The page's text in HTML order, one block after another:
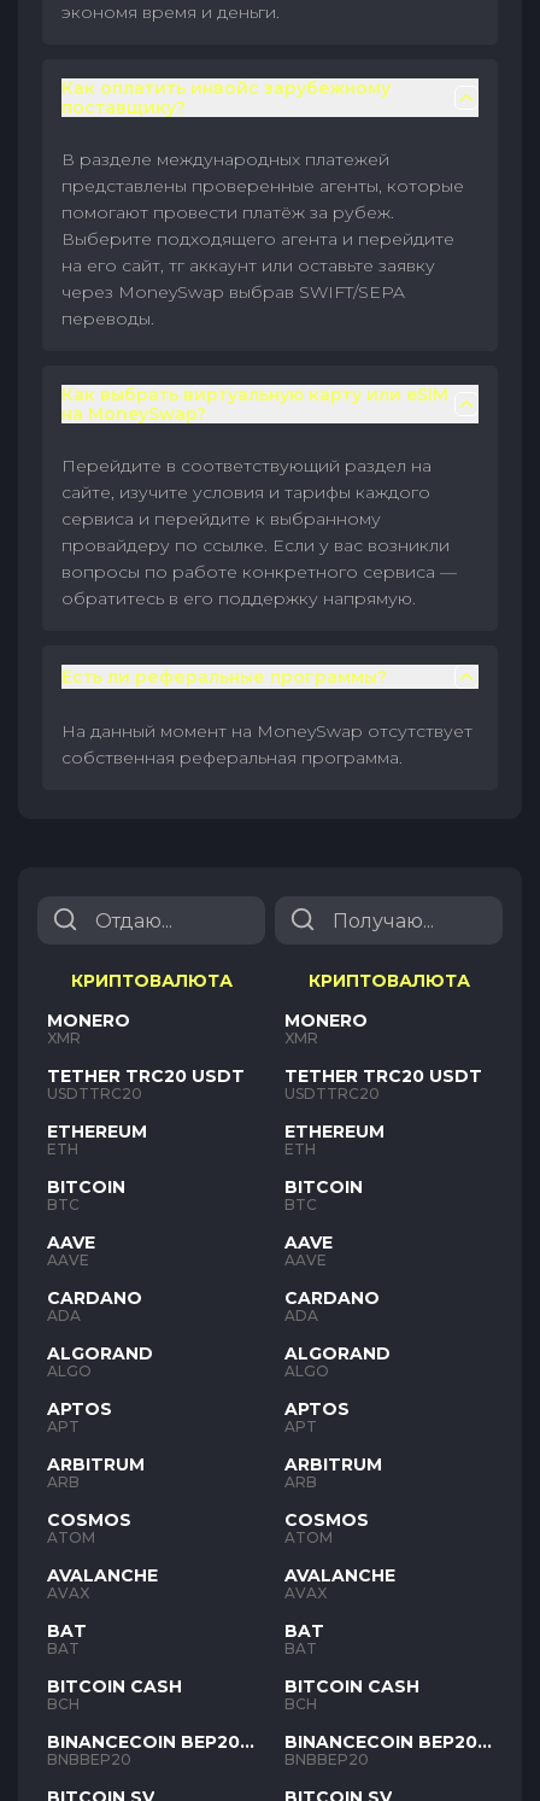
экономя время и деньги.
Как оплатить инвойс зарубежному
поставщику?
В разделе международных платежей
представлены проверенные агенты, которые
помогают провести платёж за рубеж.
Выберите подходящего агента и перейдите
на его сайт, тг аккаунт или оставьте заявку
через MoneySwap выбрав SWIFT/SEPA
переводы.
Как выбрать виртуальную карту или eSIM
на MoneySwap?
Перейдите в соответствующий раздел на
сайте, изучите условия и тарифы каждого
сервиса и перейдите к выбранному
провайдеру по ссылке. Если у вас возникли
вопросы по работе конкретного сервиса —
обратитесь в его поддержку напрямую.
Есть ли реферальные программы?
На данный момент на MoneySwap отсутствует
собственная реферальная программа.
КРИПТОВАЛЮТА
MONERO
XMR
TETHER TRC20 USDT
USDTTRC20
ETHEREUM
ETH
BITCOIN
BTC
AAVE
AAVE
CARDANO
ADA
ALGORAND
ALGO
APTOS
APT
ARBITRUM
ARB
COSMOS
ATOM
AVALANCHE
AVAX
BAT
BAT
BITCOIN CASH
BCH
BINANCECOIN BEP20
BNB
BNBBEP20
КРИПТОВАЛЮТА
MONERO
XMR
TETHER TRC20 USDT
USDTTRC20
ETHEREUM
ETH
BITCOIN
BTC
AAVE
AAVE
CARDANO
ADA
ALGORAND
ALGO
APTOS
APT
ARBITRUM
ARB
COSMOS
ATOM
AVALANCHE
AVAX
BAT
BAT
BITCOIN CASH
BCH
BINANCECOIN BEP20
BNB
BNBBEP20